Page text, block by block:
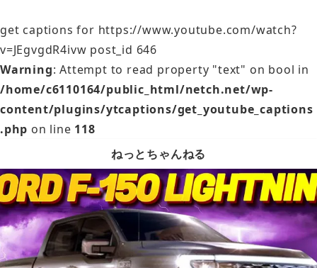
get captions for https://www.youtube.com/watch?
v=JEgvgdR4ivw post_id 646
Warning: Attempt to read property "text" on bool in
/home/c6110164/public_html/netch.net/wp-
content/plugins/ytcaptions/get_youtube_captions
.php on line 118
ねっとちゃんねる